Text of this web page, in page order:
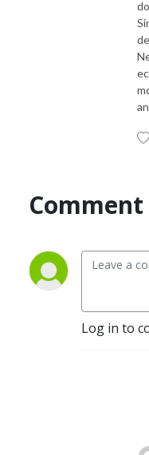
Comment
Log in to